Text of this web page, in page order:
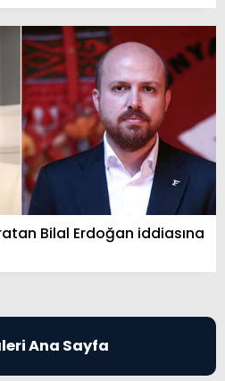
Bilal Erdoğan iddiasına
Ana Sayfa